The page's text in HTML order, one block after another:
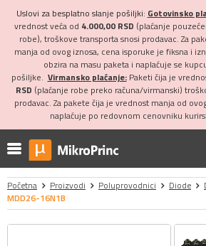
Uslovi za besplatno slanje pošiljki: Gotovinsko
vrednost veća od 4.000,00 RSD (plaćanje
robe), troškove transporta snosi prodavac. Za
manja od ovog iznosa, cena isporuke je fiksna i
obzira na masu paketa i naplaćuje se
pošiljke. Virmansko plaćanje:Paketi čija je
RSD (plaćanje robe preko računa/virmanski)
prodavac. Za pakete čija je vrednost manja od
naplaćuje po redovnom cenovniku
Početna Proizvodi Poluprovodnici Diode
MDD26-16N1B